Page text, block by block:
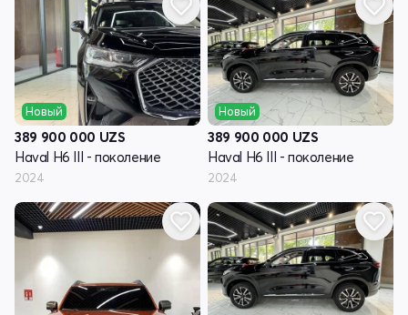
Новый
389 900 000 UZS
Haval H6 III - поколение
2024
Новый
389 900 000 UZS
Haval H6 III - поколение
2024